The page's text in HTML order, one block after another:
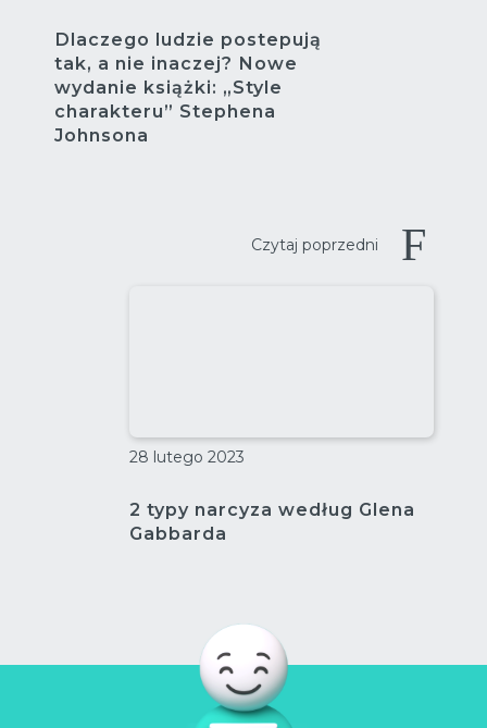
Czytaj poprzedni
28 lutego 2023
2 typy narcyza według Glena
Gabbarda
Dlaczego ludzie postepują
tak, a nie inaczej? Nowe
wydanie książki: „Style
charakteru” Stephena
Johnsona